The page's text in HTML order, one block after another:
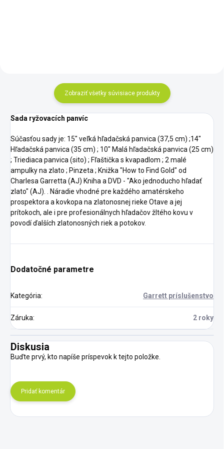
Zobraziť všetky súvisiace produkty
Sada ryžovacích panvíc
Súčasťou sady je: 15" veľká hľadačská panvica (37,5 cm) ;14"
Hľadačská panvica (35 cm) ; 10" Malá hľadačská panvica (25 cm)
; Triediaca panvica (sito) ; Fľaštička s kvapadlom ; 2 malé
ampulky na zlato ; Pinzeta ; Knižka "How to Find Gold" od
Charlesa Garretta (AJ) Kniha a DVD - "Ako jednoducho hľadať
zlato" (AJ). . Náradie vhodné pre každého amatérskeho
prospektora a kovkopa na zlatonosnej rieke Otave a jej
prítokoch, ale i pre profesionálnych hľadačov žltého kovu v
povodí ďalších zlatonosných riek a potokov.
Dodatočné parametre
Kategória: Garrett príslušenstvo
Záruka: 2 roky
Diskusia
Buďte prvý, kto napíše príspevok k tejto položke.
Pridať komentár